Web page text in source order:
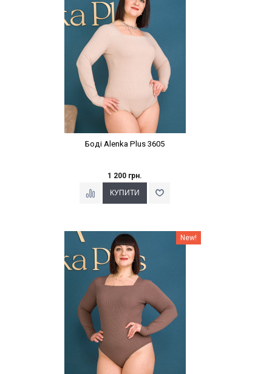
Боді Alenka Plus 3605
1 200 грн.
Наклейки Варіант з % New!